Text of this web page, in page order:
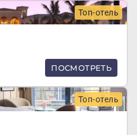
Топ-отель
ПОСМОТРЕТЬ
Топ-отель